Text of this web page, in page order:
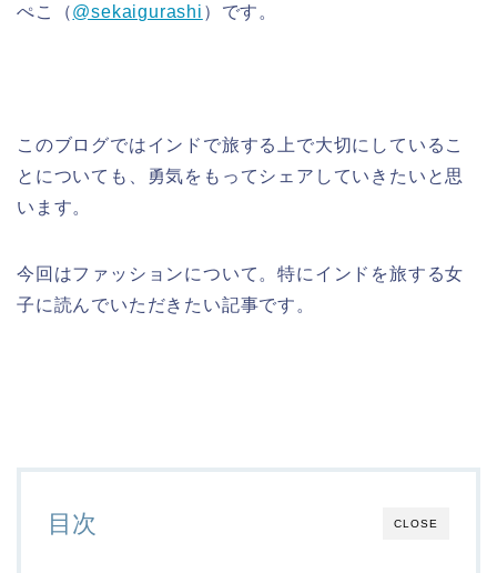
ぺこ（@sekaigurashi ）です。
このブログではインドで旅する上で大切にしているこ
とについても、勇気をもってシェアしていきたいと思
います。
今回はファッションについて。特にインドを旅する女
子に読んでいただきたい記事です。
CLOSE
目次